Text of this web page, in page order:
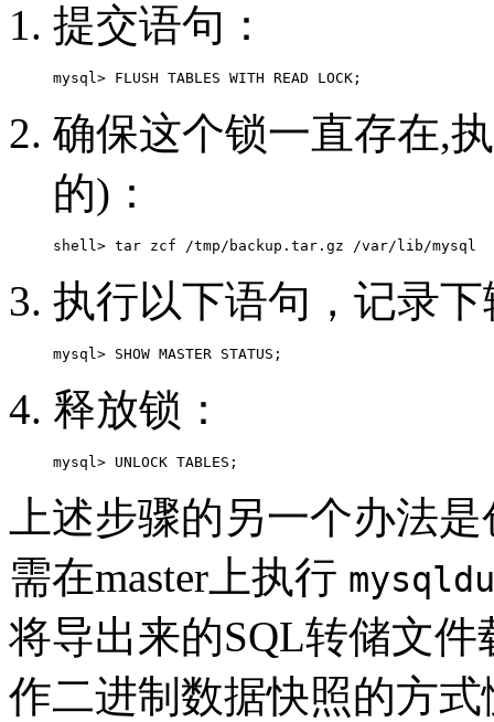
提交语句：
确保这个锁一直存在,
的)：
执行以下语句，记录
释放锁：
mysql> UNLOCK TABLES;
上述步骤的另一个办法
需在master上执行
将导出来的SQL转储文
作二进制数据快照的方